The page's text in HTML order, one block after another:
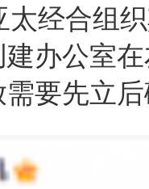
经合组
办公室
要先立